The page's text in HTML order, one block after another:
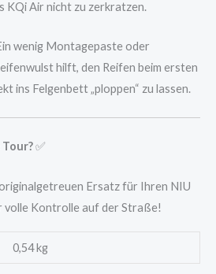
KQi Air nicht zu zerkratzen.
wenig Montagepaste oder
hilft, den Reifen beim ersten
ins Felgenbett „ploppen“ zu lassen.
✅
Ersatz für Ihren NIU
volle Kontrolle auf der Straße!
0,54 kg